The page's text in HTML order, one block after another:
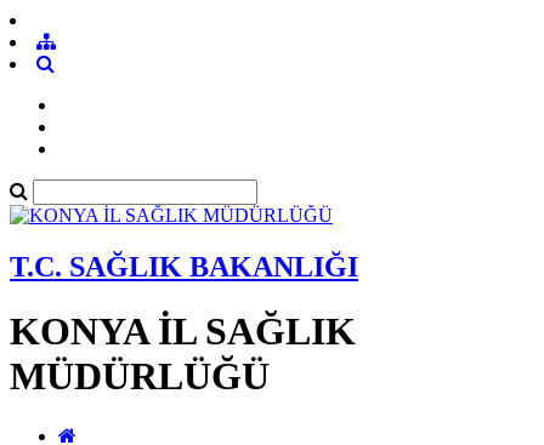
T.C. SAĞLIK BAKANLIĞI
KONYA İL SAĞLIK
MÜDÜRLÜĞÜ